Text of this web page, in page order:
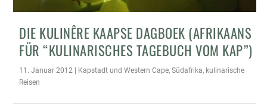
DIE KULINÊRE KAAPSE DAGBOEK (AFRIKAANS
FÜR “KULINARISCHES TAGEBUCH VOM KAP”)
11. Januar 2012 Kapstadt und Western Cape,Südafrika, kulinarische
Reisen